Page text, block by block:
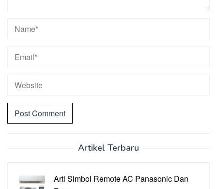
Artikel Terbaru
Arti Simbol Remote AC Panasonic Dan